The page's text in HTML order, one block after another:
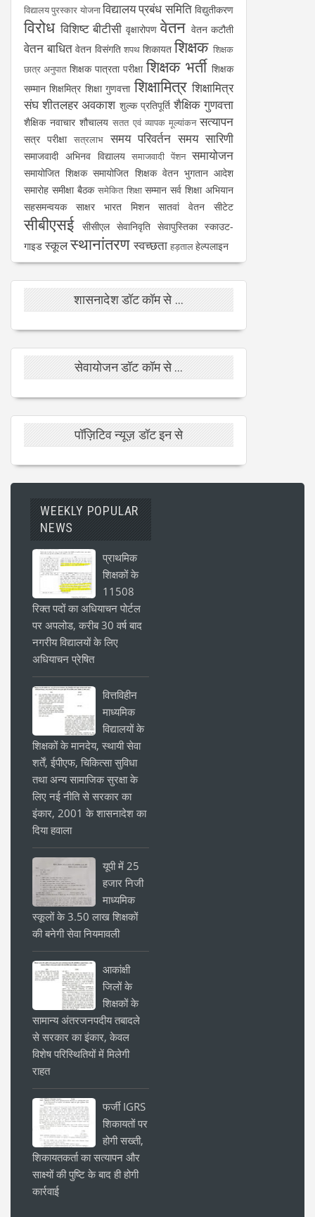
विद्यालय पुरस्कार योजनाविद्यालय प्रबंध समिति विद्युतीकरण
विरोध विशिष्ट बीटीसी वृक्षारोपण वेतन वेतन कटौती
वेतन बाधित वेतन विसंगति शपथ शिकायत शिक्षक शिक्षक
छात्र अनुपात शिक्षक पात्रता परीक्षा शिक्षक भर्ती शिक्षक
सम्मान शिक्षमित्र शिक्षा गुणवत्ता शिक्षामित्र शिक्षामित्र
संघ शीतलहर अवकाश शुल्क प्रतिपूर्ति शैक्षिक गुणवत्ता
शैक्षिक नवाचार शौचालय सतत एवं व्यापक मूल्यांकन सत्यापन
सत्र परीक्षा सत्रलाभ समय परिवर्तन समय सारिणी
समाजवादी अभिनव विद्यालय समाजवादी पेंशन समायोजन
समायोजित शिक्षक समायोजित शिक्षक वेतन भुगतान आदेश
समारोह समीक्षा बैठक समेकित शिक्षा सम्मान सर्व शिक्षा अभियान
सहसमन्वयक
साक्षर भारत मिशन सातवां वेतन सीटेट
सीबीएसई सीसीएल सेवानिवृति सेवापुस्तिका स्काउट-
गाइड स्कूलस्थानांतरण स्वच्छता हड़तालहेल्पलाइन
शासनादेश डॉट कॉम से ...
सेवायोजन डॉट कॉम से ...
पॉज़िटिव न्यूज़ डॉट इन से
WEEKLY POPULAR
NEWS
प्राथमिक
शिक्षकों के
11508
रिक्त पदों का अधियाचन पोर्टल
पर अपलोड, करीब 30 वर्ष बाद
नगरीय विद्यालयों के लिए
अधियाचन प्रेषित
वित्तविहीन
माध्यमिक
विद्यालयों के
शिक्षकों के मानदेय, स्थायी सेवा
शर्तें, ईपीएफ, चिकित्सा सुविधा
तथा अन्य सामाजिक सुरक्षा के
लिए नई नीति से सरकार का
इंकार, 2001 के शासनादेश का
दिया हवाला
यूपी में 25
हजार निजी
माध्यमिक
स्कूलों के 3.50 लाख शिक्षकों
की बनेगी सेवा नियमावली
आकांक्षी
जिलों के
शिक्षकों के
सामान्य अंतरजनपदीय तबादले
से सरकार का इंकार, केवल
विशेष परिस्थितियों में मिलेगी
राहत
फर्जी IGRS
शिकायतों पर
होगी सख्ती,
शिकायतकर्ता का सत्यापन और
साक्ष्यों की पुष्टि के बाद ही होगी
कार्रवाई